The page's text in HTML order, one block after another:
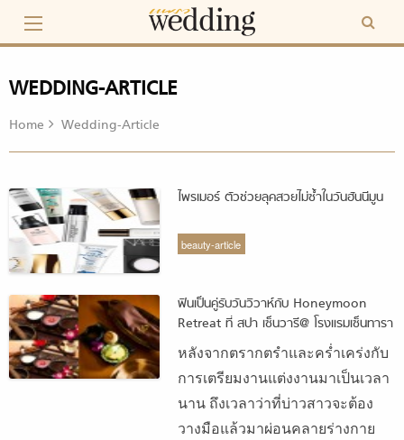
content
WEDDING-ARTICLE
Home Wedding-Article
ไพรเมอร์ ตัวช่วยลุคสวยไม่ซ้ำในวันฮันนีมูน
beauty-article
ฟินเป็นคู่รับวันวิวาห์กับ Honeymoon
Retreat ที่ สปา เซ็นวารี@ โรงแรมเซ็นทารา
แกรนด์แอทเซ็นทรัลเวิลด์
หลังจากตรากตรำและคร่ำเคร่งกับ
การเตรียมงานแต่งงานมาเป็นเวลา
นาน ถึงเวลาว่าที่บ่าวสาวจะต้อง
วางมือแล้วมาผ่อนคลายร่างกาย